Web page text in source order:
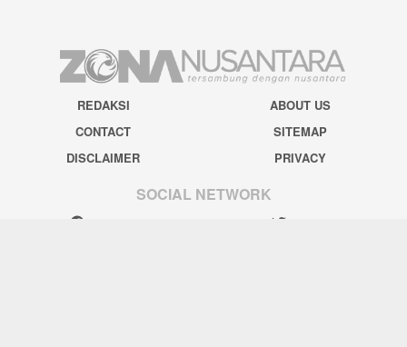
REDAKSI
ABOUT US
CONTACT
SITEMAP
DISCLAIMER
PRIVACY
SOCIAL NETWORK